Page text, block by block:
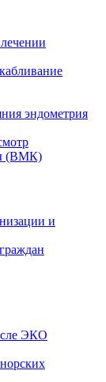
эндометрия
(ВМК)
и
ЭКО